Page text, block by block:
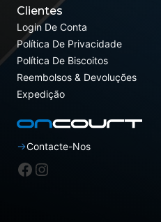
Clientes
Login De Conta
Política De Privacidade
Política De Biscoitos
Reembolsos & Devoluções
Expedição
Contacte-Nos
Facebook
Instagram